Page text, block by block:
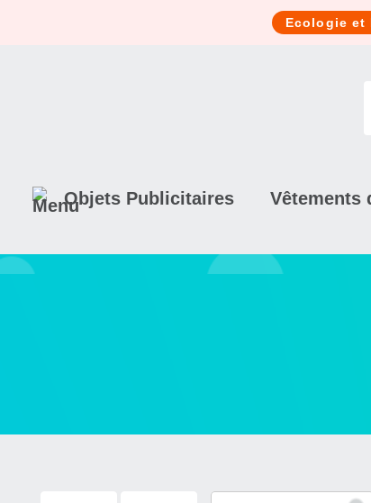
Ecologie et
Objets Publicitaires Vêtements